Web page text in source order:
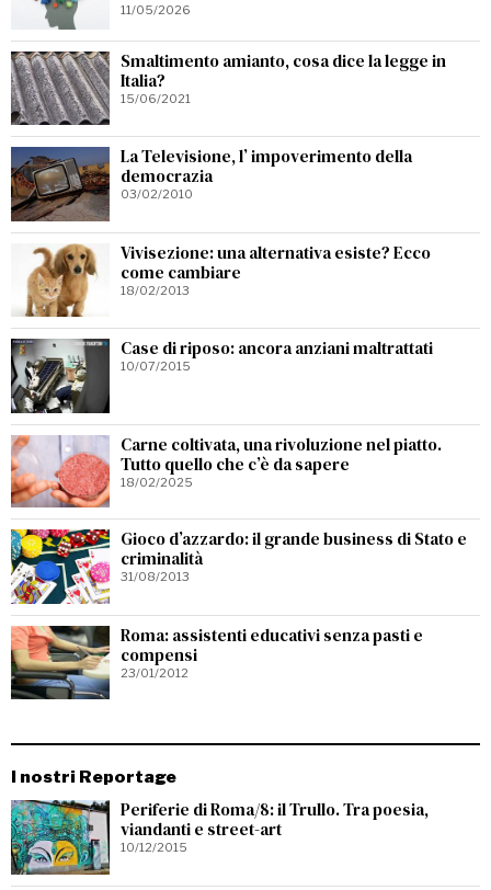
11/05/2026
Smaltimento amianto, cosa dice la legge in
Italia?
15/06/2021
La Televisione, l’ impoverimento della
democrazia
03/02/2010
Vivisezione: una alternativa esiste? Ecco
come cambiare
18/02/2013
Case di riposo: ancora anziani maltrattati
10/07/2015
Carne coltivata, una rivoluzione nel piatto.
Tutto quello che c’è da sapere
18/02/2025
Gioco d’azzardo: il grande business di Stato e
criminalità
31/08/2013
Roma: assistenti educativi senza pasti e
compensi
23/01/2012
I nostri Reportage
Periferie di Roma/8: il Trullo. Tra poesia,
viandanti e street-art
10/12/2015